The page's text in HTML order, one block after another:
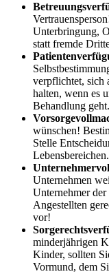
Unterbringung,
statt fremde
verpflichtet, sich
halten, wenn es
Behandlung geht.
wünschen!
Stelle
Lebensbereichen.
Unternehmen
Unternehmer
Angestellten
vor!
minderjährigen
Kinder, sollten
Vormund, dem